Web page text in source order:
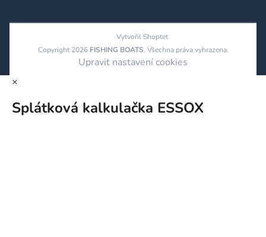
Vytvořil Shoptet
Copyright 2026 FISHING BOATS. Všechna práva vyhrazena.
Upravit nastavení cookies
×
Splátková kalkulačka ESSOX